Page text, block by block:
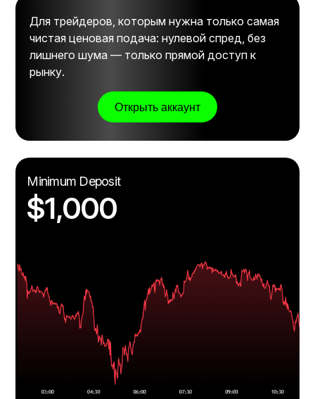
Для трейдеров, которым нужна только самая
чистая ценовая подача: нулевой спред, без
лишнего шума — только прямой доступ к
рынку.
Открыть аккаунт
Minimum Deposit
$1,000